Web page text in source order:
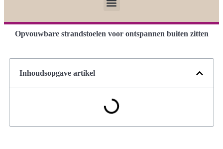
Opvouwbare strandstoelen voor ontspannen buiten zitten
Inhoudsopgave artikel